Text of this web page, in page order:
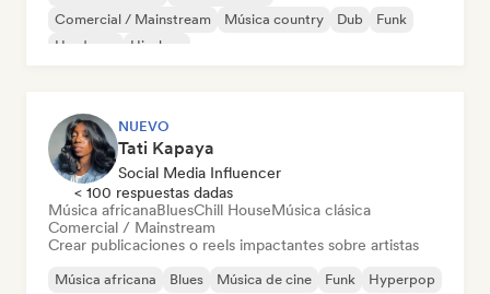
Comercial / Mainstream
Música country Dub
Funk
Hardcore
Hip-hop
NUEVO
Tati Kapaya
Social Media Influencer
< 100 respuestas dadas
Música africanaBluesChill HouseMúsica clásica
Comercial / Mainstream
Crear publicaciones o reels impactantes sobre artistas
Música africana Blues Música de cine Funk Hyperpop